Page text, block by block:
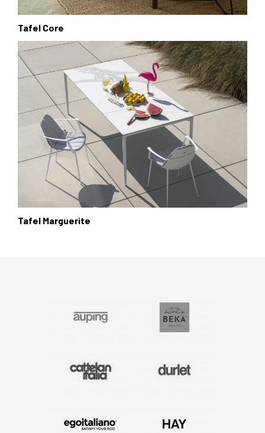
Tafel Core
Tafel Marguerite